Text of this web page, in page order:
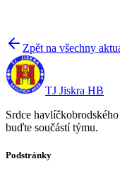
Zpět na všechny
TJ Jiskra HB
Srdce
buďte součástí týmu.
Podstránky